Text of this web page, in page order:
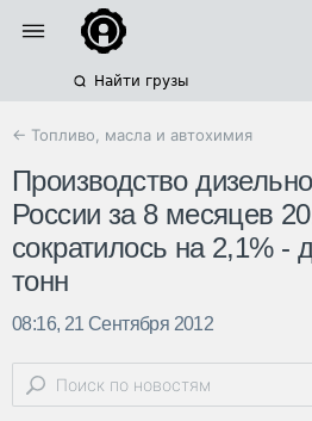
Найти грузы
← Топливо, масла и автохимия
Производство
России за 8 месяцев
сократилось на 2,1% -
тонн
08:16, 21 Сентября 2012